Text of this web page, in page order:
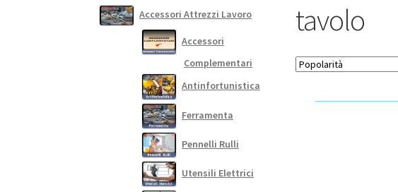
tavolo
Accessori Attrezzi Lavoro
Accessori
Complementari
Antinfortunistica
Ferramenta
Pennelli Rulli
Utensili Elettrici